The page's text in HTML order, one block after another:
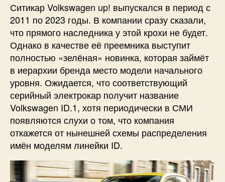
Ситикар Volkswagen up! выпускался в период с
2011 по 2023 годы. В компании сразу сказали,
что прямого наследника у этой крохи не будет.
Однако в качестве её преемника выступит
полностью «зелёная» новинка, которая займёт
в иерархии бренда место модели начального
уровня. Ожидается, что соответствующий
серийный электрокар получит название
Volkswagen ID.1, хотя периодически в СМИ
появляются слухи о том, что компания
откажется от нынешней схемы распределения
имён моделям линейки ID.